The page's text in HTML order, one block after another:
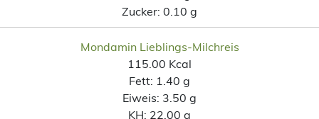
Zucker: 0.10 g
Mondamin Lieblings-Milchreis
115.00 Kcal
Fett: 1.40 g
Eiweis: 3.50 g
KH: 22.00 g